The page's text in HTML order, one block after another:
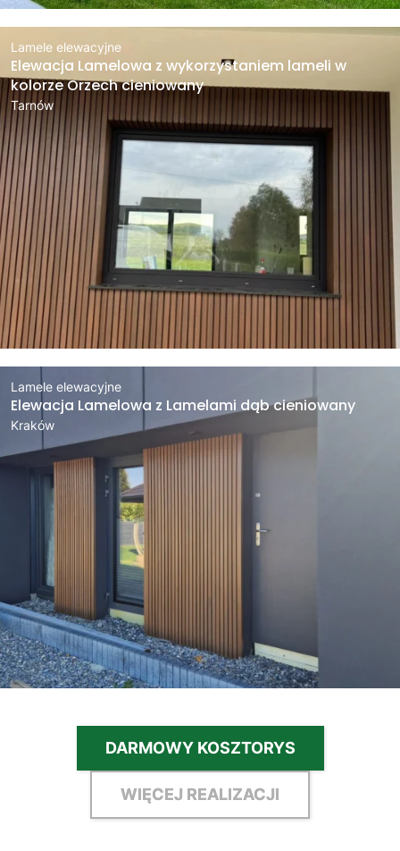
Lamele elewacyjne
Elewacja Lamelowa z wykorzystaniem lameli w
kolorze Orzech cieniowany
Tarnów
Lamele elewacyjne
Elewacja Lamelowa z Lamelami dąb cieniowany
Kraków
DARMOWY KOSZTORYS
WIĘCEJ REALIZACJI